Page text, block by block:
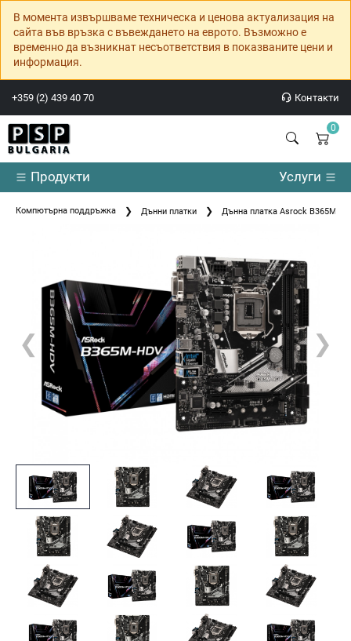
В момента извършваме техническа и ценова актуализация на
сайта във връзка с въвеждането на еврото. Възможно е
временно да възникнат несъответствия в показваните цени и
информация.
+359 (2) 439 40 70 Контакти
0
Продукти Услуги
Компютърна поддръжка Дънни платки Дънна платка Asrock B365M-
❮ ❯